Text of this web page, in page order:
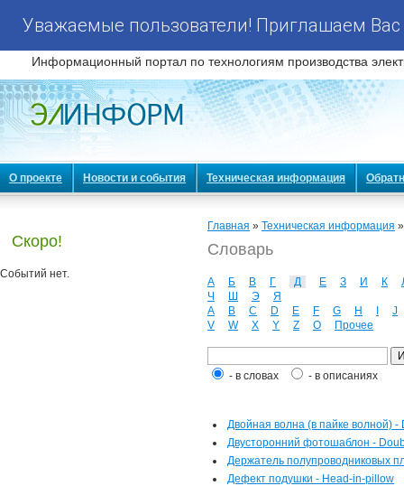
Уважаемые пользователи! Приглашаем
Информационный портал по технологиям производства
О проекте Новости и события Техническая информация
Скоро!
Событий нет.
Главная » Техническая информация
Словарь
А Б В Г Д Е З И К
Ч
Ш Э
Я
A
B C D E F G H
J
V
W X Y Z О Прочее
- в словах - в описаниях
Двойная волна (в пайке волной) -
Двусторонний фотошаблон -
Держатель полупроводниковых
Дефект подушки - Head-in-pillow